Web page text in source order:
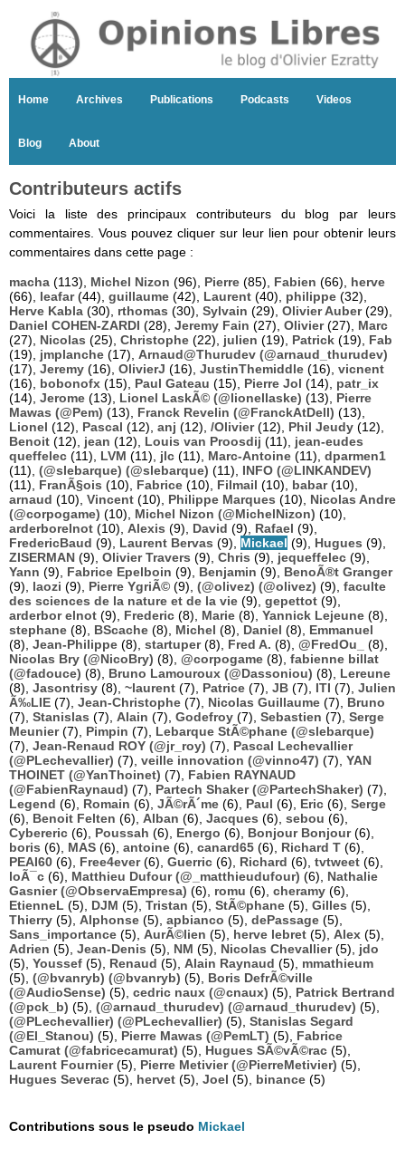
Home Archives Publications Podcasts Videos
Blog About
Contributeurs actifs
Voici la liste des principaux contributeurs du blog par leurs
commentaires. Vous pouvez cliquer sur leur lien pour obtenir leurs
commentaires dans cette page :
macha (113), Michel Nizon (96), Pierre (85), Fabien (66), herve
(66), leafar(44), guillaume (42), Laurent (40), philippe (32),
Herve Kabla (30), rthomas (30), Sylvain (29), Olivier Auber(29),
Daniel COHEN-ZARDI (28), Jeremy Fain (27), Olivier(27), Marc
(27), Nicolas (25), Christophe (22), julien (19), Patrick (19), Fab
(19), jmplanche (17), Arnaud@Thurudev (@arnaud_thurudev)
(17), Jeremy (16), OlivierJ (16), JustinThemiddle (16), vicnent
(16), bobonofx (15), Paul Gateau (15), Pierre Jol (14), patr_ix
(14), Jerome (13), Lionel LaskÃ© (@lionellaske) (13), Pierre
Mawas (@Pem) (13), Franck Revelin (@FranckAtDell) (13),
Lionel (12), Pascal (12), anj (12), /Olivier(12), Phil Jeudy (12),
Benoit (12), jean (12), Louis van Proosdij (11), jean-eudes
queffelec (11), LVM (11), jlc (11), Marc-Antoine (11), dparmen1
(11), (@slebarque) (@slebarque) (11), INFO (@LINKANDEV)
(11), FranÃ§ois (10), Fabrice (10), Filmail (10), babar(10),
arnaud (10), Vincent (10), Philippe Marques (10), Nicolas Andre
(@corpogame) (10), Michel Nizon (@MichelNizon) (10),
arderborelnot (10), Alexis (9), David (9), Rafael (9),
FredericBaud (9), Laurent Bervas (9), Mickael (9), Hugues (9),
ZISERMAN (9), Olivier Travers (9), Chris (9), jequeffelec (9),
Yann (9), Fabrice Epelboin (9), Benjamin (9), BenoÃ®t Granger
(9), laozi (9), Pierre YgriÃ© (9), (@olivez) (@olivez) (9), faculte
des sciences de la nature et de la vie (9), gepettot (9),
arderbor elnot (9), Frederic (8), Marie (8), Yannick Lejeune (8),
stephane (8), BScache (8), Michel (8), Daniel (8), Emmanuel
(8), Jean-Philippe (8), startuper(8), Fred A. (8), @FredOu_
(8),
Nicolas Bry (@NicoBry) (8), @corpogame (8), fabienne billat
(@fadouce) (8), Bruno Lamouroux (@Dassoniou) (8), Lereune
(8), Jasontrisy (8), ~laurent (7), Patrice (7), JB (7), ITI (7), Julien
Ã‰LIE (7), Jean-Christophe (7), Nicolas Guillaume (7), Bruno
(7), Stanislas (7), Alain (7), Godefroy (7), Sebastien (7), Serge
Meunier(7), Pimpin (7), Lebarque StÃ©phane (@slebarque)
(7), Jean-Renaud ROY (@jr_roy) (7), Pascal Lechevallier
(@PLechevallier) (7), veille innovation (@vinno47) (7), YAN
THOINET (@YanThoinet) (7), Fabien RAYNAUD
(@FabienRaynaud) (7), Partech Shaker (@PartechShaker) (7),
Legend (6), Romain (6), JÃ©rÃ´me (6), Paul (6), Eric (6), Serge
(6), Benoit Felten (6), Alban (6), Jacques (6), sebou (6),
Cybereric (6), Poussah (6), Energo (6), Bonjour Bonjour(6),
boris (6), MAS (6), antoine (6), canard65 (6), Richard T (6),
PEAI60 (6), Free4ever(6), Guerric (6), Richard (6), tvtweet (6),
loÃ¯c (6), Matthieu Dufour (@_matthieudufour) (6), Nathalie
Gasnier (@ObservaEmpresa) (6), romu (6), cheramy (6),
EtienneL (5), DJM (5), Tristan (5), StÃ©phane (5), Gilles (5),
Thierry (5), Alphonse (5), apbianco (5), dePassage (5),
Sans_importance (5), AurÃ©lien (5), herve lebret (5), Alex (5),
Adrien (5), Jean-Denis (5), NM (5), Nicolas Chevallier(5), jdo
(5), Youssef (5), Renaud (5), Alain Raynaud (5), mmathieum
(5), (@bvanryb) (@bvanryb) (5), Boris DefrÃ©ville
(@AudioSense) (5), cedric naux (@cnaux) (5), Patrick Bertrand
(@pck_b) (5), (@arnaud_thurudev) (@arnaud_thurudev) (5),
(@PLechevallier) (@PLechevallier) (5), Stanislas Segard
(@El_Stanou) (5), Pierre Mawas (@PemLT) (5), Fabrice
Camurat (@fabricecamurat) (5), Hugues SÃ©vÃ©rac (5),
Laurent Fournier(5), Pierre Metivier (@PierreMetivier) (5),
Hugues Severac (5), hervet (5), Joel (5), binance (5)
Contributions sous le pseudo Mickael